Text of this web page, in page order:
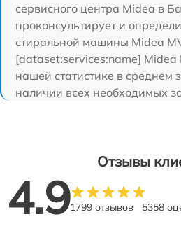
сервисного центра Midea в
проконсультирует и
стиральной машины Midea
[dataset:services:name] Midea
нашей статистике в среднем
наличии всех необходимых
Отзывы
4.91799 отзывов 5358